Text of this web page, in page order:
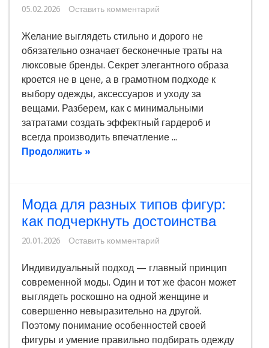
05.02.2026 Оставить комментарий
Желание выглядеть стильно и дорого не
обязательно означает бесконечные траты на
люксовые бренды. Секрет элегантного образа
кроется не в цене, а в грамотном подходе к
выбору одежды, аксессуаров и уходу за
вещами. Разберем, как с минимальными
затратами создать эффектный гардероб и
всегда производить впечатление ...
Продолжить »
Мода для разных типов фигур:
как подчеркнуть достоинства
20.01.2026 Оставить комментарий
Индивидуальный подход — главный принцип
современной моды. Один и тот же фасон может
выглядеть роскошно на одной женщине и
совершенно невыразительно на другой.
Поэтому понимание особенностей своей
фигуры и умение правильно подбирать одежду